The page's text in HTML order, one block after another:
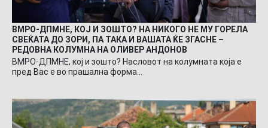
ВМРО-ДПМНЕ, КОЈ И ЗОШТО? НА НИКОГО НЕ МУ ГОРЕЛА
СВЕЌАТА ДО ЗОРИ, ПА ТАКА И ВАШАТА ЌЕ ЗГАСНЕ –
РЕДОВНА КОЛУМНА НА ОЛИВЕР АНДОНОВ
ВМРО-ДПМНЕ, кој и зошто? Насловот на колумната која е
пред Вас е во прашална форма…